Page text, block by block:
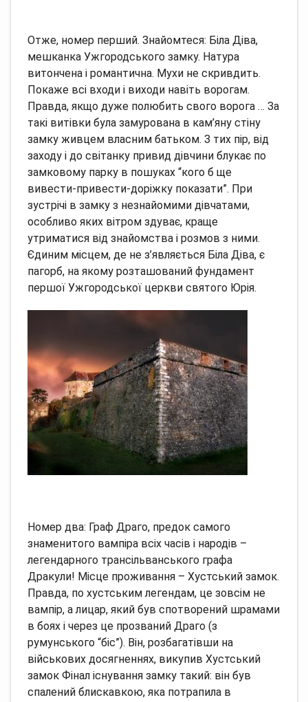
Отже, номер перший. Знайомтеся: Біла Діва,
мешканка Ужгородського замку. Натура
витончена і романтична. Мухи не скривдить.
Покаже всі входи і виходи навіть ворогам.
Правда, якщо дуже полюбить свого ворога … За
такі витівки була замурована в кам’яну стіну
замку живцем власним батьком. З тих пір, від
заходу і до світанку привид дівчини блукає по
замковому парку в пошуках “кого б ще
вивести-привести-доріжку показати”. При
зустрічі в замку з незнайомими дівчатами,
особливо яких вітром здуває, краще
утриматися від знайомства і розмов з ними.
Єдиним місцем, де не з’являється Біла Діва, є
пагорб, на якому розташований фундамент
першої Ужгородської церкви святого Юрія.
Номер два: Граф Драго, предок самого
знаменитого вампіра всіх часів і народів –
легендарного трансільванського графа
Дракули! Місце проживання – Хустський замок.
Правда, по хустським легендам, це зовсім не
вампір, а лицар, який був спотворений шрамами
в боях і через це прозваний Драго (з
румунського “біс”). Він, розбагатівши на
військових досягненнях, викупив Хустський
замок Фінал існування замку такий: він був
спалений блискавкою, яка потрапила в